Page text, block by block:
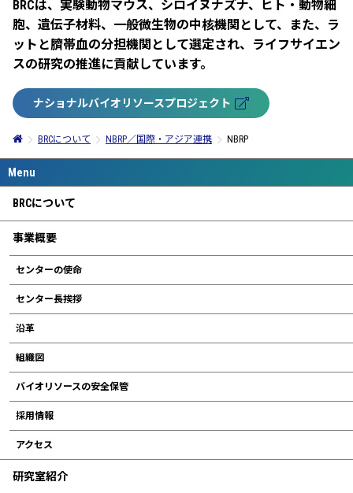
BRCについて
事業概要
センターの使命
センター長挨拶
沿革
組織図
バイオリソースの安全保管
採用情報
アクセス
研究室紹介
BRCは、実験動物マウス、シロイヌナズナ、ヒト・動物細
胞、遺伝子材料、一般微生物の中核機関として、また、ラ
ットと臍帯血の分担機関として選定され、ライフサイエン
スの研究の推進に貢献しています。
ナショナルバイオリソースプロジェクト
BRCについて NBRP／国際・アジア連携 NBRP